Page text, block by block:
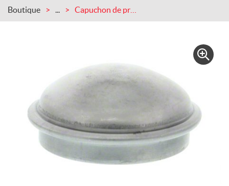
Boutique ...